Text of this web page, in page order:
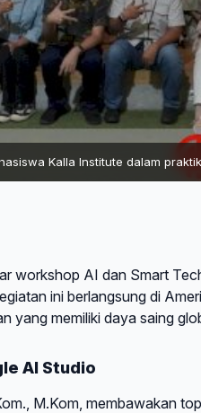
Kalla Institute dalam
workshop AI dan Smart
ini berlangsung di
yang memiliki daya saing
AI Studio
M.Kom, membawakan